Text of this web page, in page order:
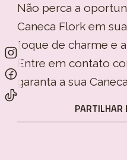
Não perca a
Caneca Flork em
toque de charme e
Entre em contato
garanta a sua
PARTILHAR